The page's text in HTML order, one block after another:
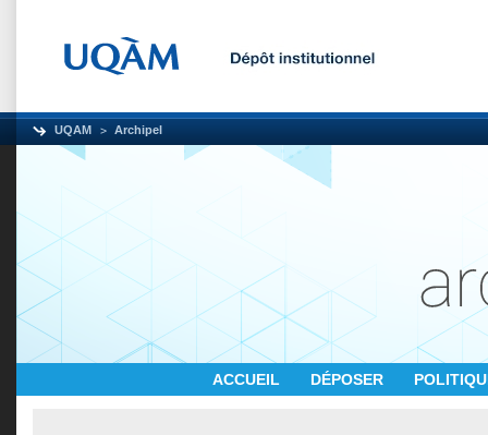
UQAM Archipel
ACCUEIL DÉPOSER